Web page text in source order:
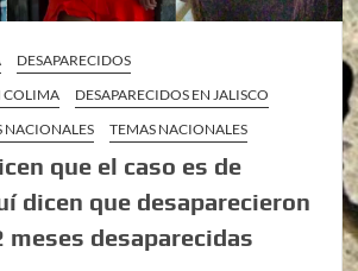
DESAPARECIDOS
COLIMA
DESAPARECIDOS EN JALISCO
NACIONALES TEMAS NACIONALES
que el caso es de
dicen que desaparecieron
meses desaparecidas